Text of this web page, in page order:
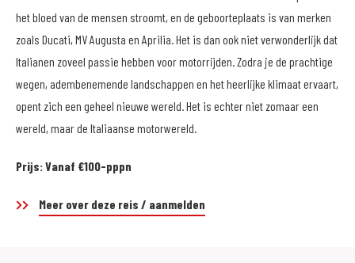
het bloed van de mensen stroomt, en de geboorteplaats is van merken
zoals Ducati, MV Augusta en Aprilia. Het is dan ook niet verwonderlijk dat
Italianen zoveel passie hebben voor motorrijden. Zodra je de prachtige
wegen, adembenemende landschappen en het heerlijke klimaat ervaart,
opent zich een geheel nieuwe wereld. Het is echter niet zomaar een
wereld, maar de Italiaanse motorwereld.
Prijs: Vanaf €100-pppn
Meer over deze reis / aanmelden